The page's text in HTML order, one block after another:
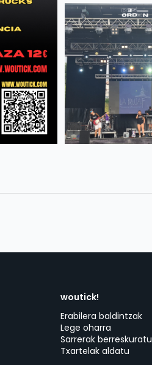
woutick!
Erabilera baldintzak
Lege oharra
Sarrerak berreskuratu
Txartelak aldatu